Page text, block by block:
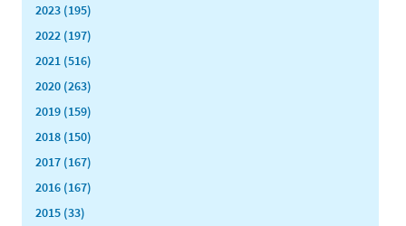
2023 (195)
2022 (197)
2021 (516)
2020 (263)
2019 (159)
2018 (150)
2017 (167)
2016 (167)
2015 (33)